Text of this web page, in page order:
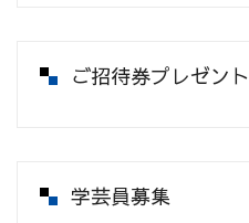
ご招待券プレゼント
学芸員募集